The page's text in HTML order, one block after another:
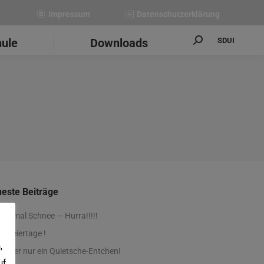
Downloads Search:SDUI
Beiträge
mal Schnee — Hurra!!!!!
Feiertage !
jeder nur ein Quietsche-Entchen!